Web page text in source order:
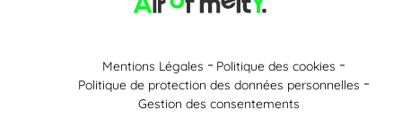
Mentions Légales
Politique des cookies
Politique de protection des données personnelles
Gestion des consentements